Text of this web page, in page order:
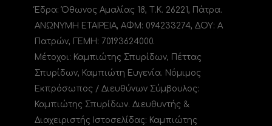
Έδρα: Όθωνος Αμαλίας 18, Τ.Κ. 26221, Πάτρα.
ΑΝΩΝΥΜΗ ΕΤΑΙΡΕΙΑ, ΑΦΜ: 094233274, ΔΟΥ: A
Πατρών, ΓΕΜΗ: 70193624000.
Μέτοχοι: Καμπιώτης Σπυρίδων, Πέττας
Σπυρίδων, Καμπιώτη Ευγενία. Νόμιμος
Εκπρόσωπος / Διευθύνων Σύμβουλος:
Καμπιώτης Σπυρίδων. Διευθυντής &
Διαχειριστής Ιστοσελίδας: Καμπιώτης